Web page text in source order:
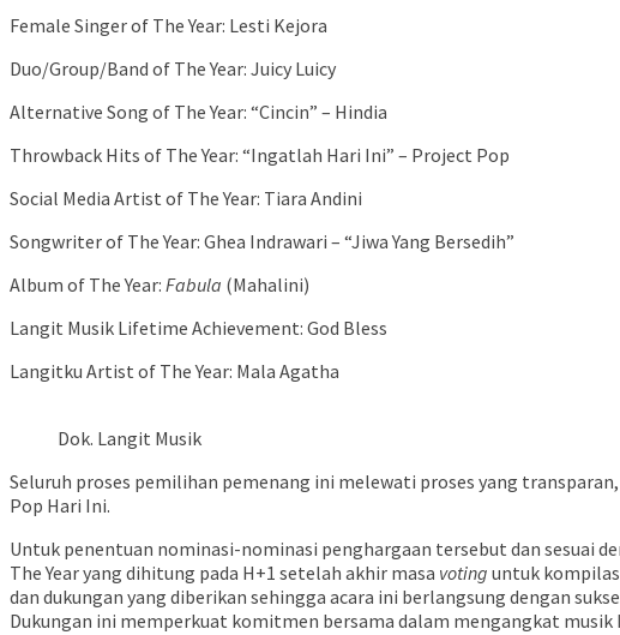
Female Singer of The Year: Lesti Kejora
Duo/Group/Band of The Year: Juicy Luicy
Alternative Song of The Year: “Cincin” – Hindia
Throwback Hits of The Year: “Ingatlah Hari Ini” – Project Pop
Social Media Artist of The Year: Tiara Andini
Songwriter of The Year: Ghea Indrawari – “Jiwa Yang Bersedih”
Album of The Year: Fabula (Mahalini)
Langit Musik Lifetime Achievement: God Bless
Langitku Artist of The Year: Mala Agatha
Dok. Langit Musik
Seluruh proses pemilihan pemenang ini melewati proses yang
Pop Hari Ini.
Untuk penentuan nominasi-nominasi penghargaan tersebut dan sesuai
The Year yang dihitung pada H+1 setelah akhir masa voting untuk
dan dukungan yang diberikan sehingga acara ini berlangsung dengan
Dukungan ini memperkuat komitmen bersama dalam mengangkat musik